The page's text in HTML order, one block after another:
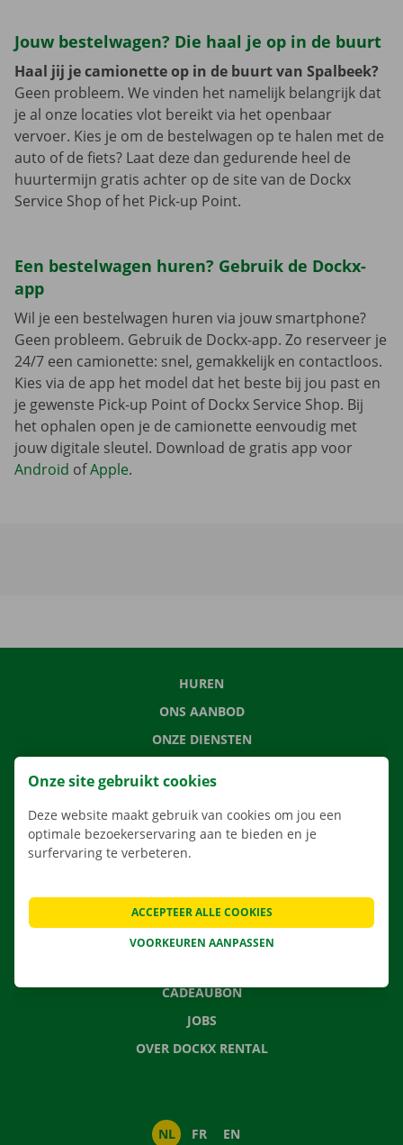
Jouw bestelwagen? Die haal je op in de buurt
Haal jij je camionette op in de buurt van Spalbeek?
Geen probleem. We vinden het namelijk belangrijk dat
je al onze locaties vlot bereikt via het openbaar
vervoer. Kies je om de bestelwagen op te halen met de
auto of de fiets? Laat deze dan gedurende heel de
huurtermijn gratis achter op de site van de Dockx
Service Shop of het Pick-up Point.
Een bestelwagen huren? Gebruik de Dockx-
app
Wil je een bestelwagen huren via jouw smartphone?
Geen probleem. Gebruik de Dockx-app. Zo reserveer je
24/7 een camionette: snel, gemakkelijk en contactloos.
Kies via de app het model dat het beste bij jou past en
je gewenste Pick-up Point of Dockx Service Shop. Bij
het ophalen open je de camionette eenvoudig met
jouw digitale sleutel. Download de gratis app voor
Android ofApple.
HUREN
ONS AANBOD
ONZE DIENSTEN
VERHUISOPLOSSINGEN
CONTACTEER ONS
VEELGESTELDE VRAGEN
CADEAUBON
JOBS
OVER DOCKX RENTAL
NL FR EN
Onze site gebruikt cookies
Deze website maakt gebruik van cookies om jou een
optimale bezoekerservaring aan te bieden en je
surfervaring te verbeteren.
VOORKEUREN AANPASSEN
ACCEPTEER ALLE COOKIES